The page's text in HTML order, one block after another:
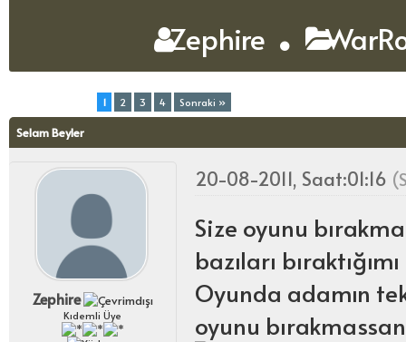
Zephire
1 2 3 4 Sonraki »
Selam Beyler
Zephire
Kıdemli Üye
20-08-2011, Saat:01:16
Size oyunu
bazıları
Oyunda adamın
oyunu